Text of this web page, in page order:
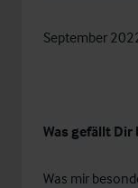
September
Was gefällt Dir
Was mir